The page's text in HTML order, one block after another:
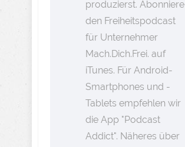
produzierst. Abonniere
den Freiheitspodcast
für Unternehmer
Mach.Dich.Frei. auf
iTunes. Für Android-
Smartphones und -
Tablets empfehlen wir
die App "Podcast
Addict". Näheres über